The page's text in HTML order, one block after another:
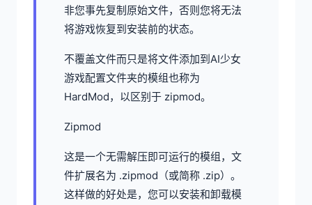
非您事先复制原始文件，否则您将无法
将游戏恢复到安装前的状态。
不覆盖文件而只是将文件添加到AI少女
游戏配置文件夹的模组也称为
HardMod，以区别于 zipmod。
Zipmod
这是一个无需解压即可运行的模组，文
件扩展名为 .zipmod（或简称 .zip）。
这样做的好处是，您可以安装和卸载模